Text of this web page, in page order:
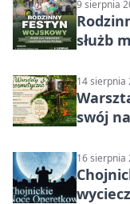
9 sierpnia
służb
14 sierpnia
swój
16 sierpnia